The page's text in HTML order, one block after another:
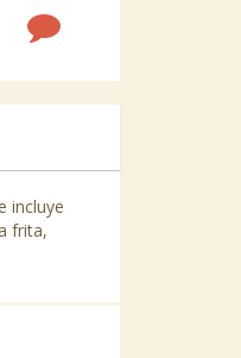
incluye
frita,